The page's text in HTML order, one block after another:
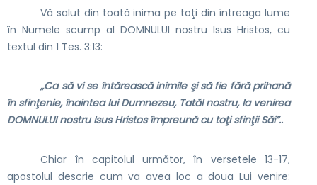
Vă salut din toată inima pe toţi din întreaga lume
în Numele scump al DOMNULUI nostru Isus Hristos, cu
textul din 1 Tes. 3:13:
„Ca să vi se întărească inimile şi să fie fără prihană
în sfinţenie, înaintea lui Dumnezeu, Tatăl nostru, la venirea
DOMNULUI nostru Isus Hristos împreună cu toţi sfinţii Săi”..
Chiar în capitolul următor, în versetele 13-17,
apostolul descrie cum va avea loc a doua Lui venire: